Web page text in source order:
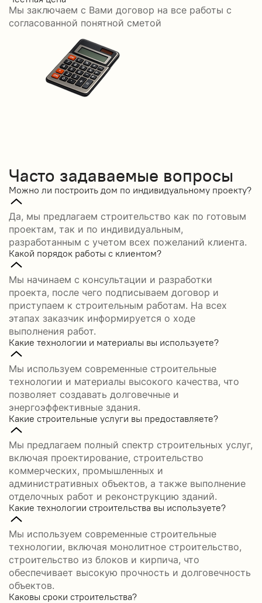
Мы заключаем с Вами договор на все работы с
согласованной понятной сметой
Часто задаваемые вопросы
Можно ли построить дом по индивидуальному проекту?
Да, мы предлагаем строительство как по готовым
проектам, так и по индивидуальным,
разработанным с учетом всех пожеланий клиента.
Какой порядок работы с клиентом?
Мы начинаем с консультации и разработки
проекта, после чего подписываем договор и
приступаем к строительным работам. На всех
этапах заказчик информируется о ходе
выполнения работ.
Какие технологии и материалы вы используете?
Мы используем современные строительные
технологии и материалы высокого качества, что
позволяет создавать долговечные и
энергоэффективные здания.
Какие строительные услуги вы предоставляете?
Мы предлагаем полный спектр строительных услуг,
включая проектирование, строительство
коммерческих, промышленных и
административных объектов, а также выполнение
отделочных работ и реконструкцию зданий.
Какие технологии строительства вы используете?
Мы используем современные строительные
технологии, включая монолитное строительство,
строительство из блоков и кирпича, что
обеспечивает высокую прочность и долговечность
объектов.
Каковы сроки строительства?